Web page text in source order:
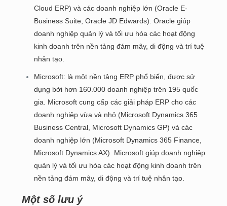
Cloud ERP) và các doanh nghiệp lớn (Oracle E-
Business Suite, Oracle JD Edwards). Oracle giúp
doanh nghiệp quản lý và tối ưu hóa các hoạt động
kinh doanh trên nền tảng đám mây, di động và trí tuệ
nhân tạo.
Microsoft: là một nền tảng ERP phổ biến, được sử
dụng bởi hơn 160.000 doanh nghiệp trên 195 quốc
gia. Microsoft cung cấp các giải pháp ERP cho các
doanh nghiệp vừa và nhỏ (Microsoft Dynamics 365
Business Central, Microsoft Dynamics GP) và các
doanh nghiệp lớn (Microsoft Dynamics 365 Finance,
Microsoft Dynamics AX). Microsoft giúp doanh nghiệp
quản lý và tối ưu hóa các hoạt động kinh doanh trên
nền tảng đám mây, di động và trí tuệ nhân tạo.
Một số lưu ý